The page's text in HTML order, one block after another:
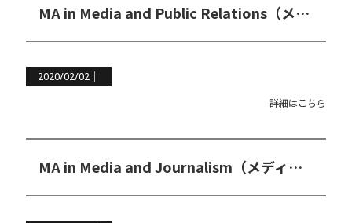
MA in Media and Public Relations（メディア＆広報修士コース）
2020/02/02｜
詳細はこちら
MA in Media and Journalism（メディア＆ジャーナリズム修士コース）